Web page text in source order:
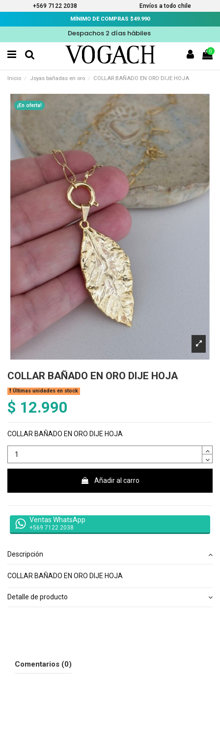
+569 7122 2038 Envíos a todo chile
MÍNIMO DE COMPRAS $49.990
Despachos 2 días hábiles
0
Inicio Joyas bañadas en oro COLLAR BAÑADO EN ORO DIJE HOJA
¡En oferta!
COLLAR BAÑADO EN ORO DIJE HOJA
Últimas unidades en stock
$ 12.990
COLLAR BAÑADO EN ORO DIJE HOJA
Añadir al carro
Ventas WhatsApp
+569 7122 2038
Descripción
COLLAR BAÑADO EN ORO DIJE HOJA
Detalle de producto
Comentarios (0)